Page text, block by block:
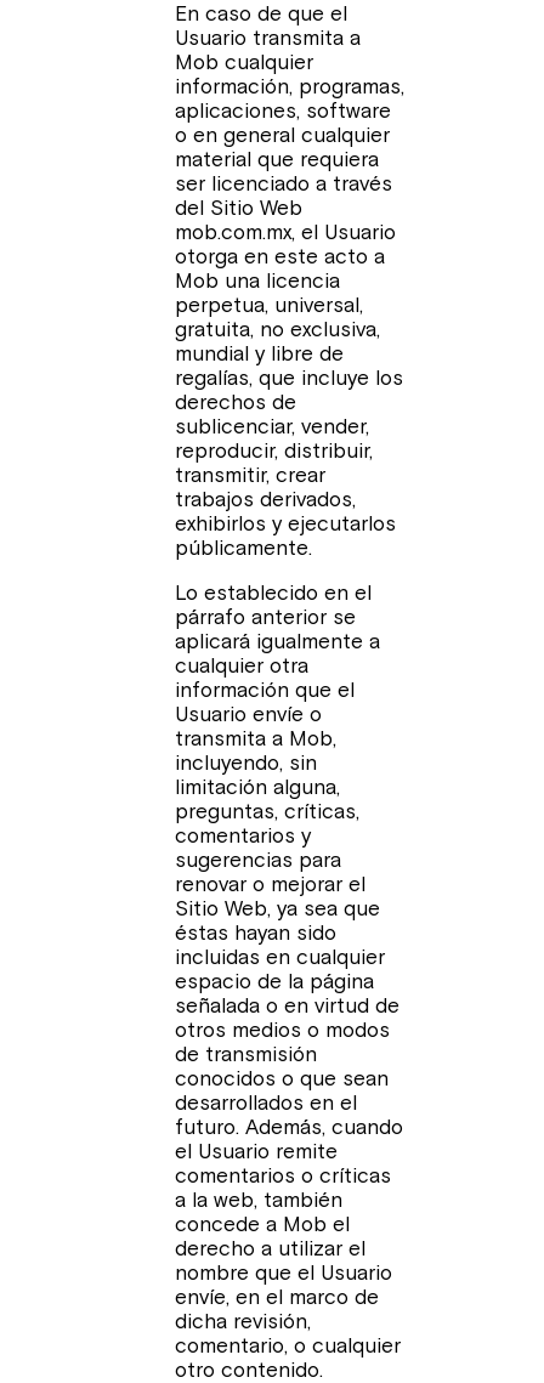
En caso de que el
Usuario transmita a
Mob cualquier
información, programas,
aplicaciones, software
o en general cualquier
material que requiera
ser licenciado a través
del Sitio Web
mob.com.mx, el Usuario
otorga en este acto a
Mob una licencia
perpetua, universal,
gratuita, no exclusiva,
mundial y libre de
regalías, que incluye los
derechos de
sublicenciar, vender,
reproducir, distribuir,
transmitir, crear
trabajos derivados,
exhibirlos y ejecutarlos
públicamente.
Lo establecido en el
párrafo anterior se
aplicará igualmente a
cualquier otra
información que el
Usuario envíe o
transmita a Mob,
incluyendo, sin
limitación alguna,
preguntas, críticas,
comentarios y
sugerencias para
renovar o mejorar el
Sitio Web, ya sea que
éstas hayan sido
incluidas en cualquier
espacio de la página
señalada o en virtud de
otros medios o modos
de transmisión
conocidos o que sean
desarrollados en el
futuro. Además, cuando
el Usuario remite
comentarios o críticas
a la web, también
concede a Mob el
derecho a utilizar el
nombre que el Usuario
envíe, en el marco de
dicha revisión,
comentario, o cualquier
otro contenido.